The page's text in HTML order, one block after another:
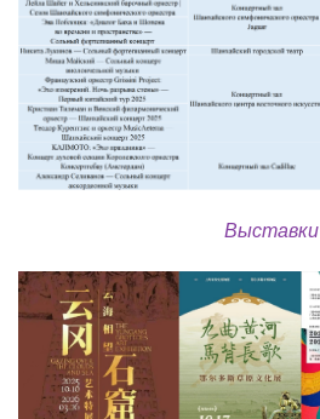
Выставки